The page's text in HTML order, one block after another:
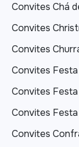
Convites Chá
Convites
Convites
Convites
Convites
Convites Festa
Convites